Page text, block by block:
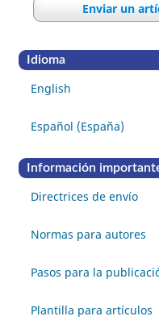
Enviar un
Idioma
English
Español (España)
Información
Directrices de envío
Normas para autores
Pasos para la
Plantilla para artículos